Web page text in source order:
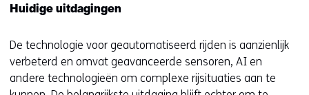
Huidige uitdagingen
De technologie voor geautomatiseerd rijden is aanzienlijk
verbeterd en omvat geavanceerde sensoren, AI en
andere technologieën om complexe rijsituaties aan te